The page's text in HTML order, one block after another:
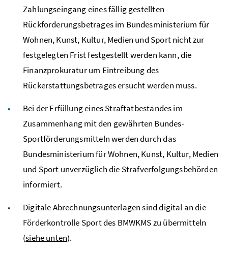
Zahlungseingang eines fällig gestellten
Rückforderungsbetrages im Bundesministerium für
Wohnen, Kunst, Kultur, Medien und Sport nicht zur
festgelegten Frist festgestellt werden kann, die
Finanzprokuratur um Eintreibung des
Rückerstattungsbetrages ersucht werden muss.
Bei der Erfüllung eines Straftatbestandes im
Zusammenhang mit den gewährten Bundes-
Sportförderungsmitteln werden durch das
Bundesministerium für Wohnen, Kunst, Kultur, Medien
und Sport unverzüglich die Strafverfolgungsbehörden
informiert.
Digitale Abrechnungsunterlagen sind digital an die
Förderkontrolle Sport des BMWKMS zu übermitteln
(siehe unten).